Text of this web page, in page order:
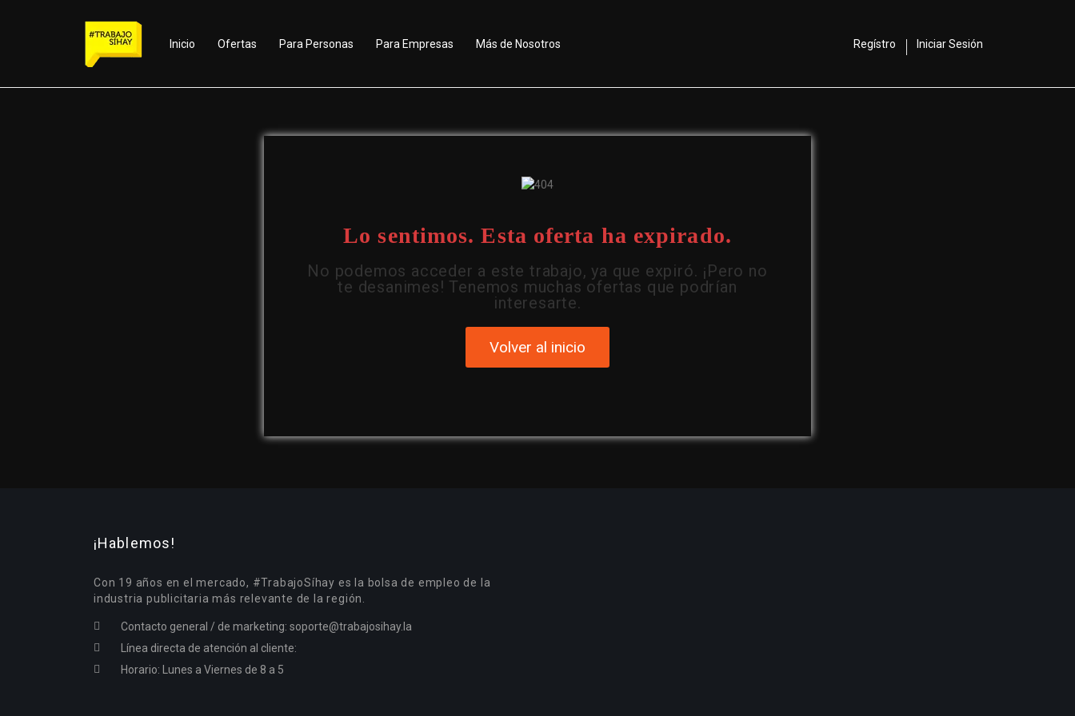
Inicio Ofertas Para Personas Para Empresas Más de Nosotros Regístro Iniciar Sesión
Lo sentimos. Esta oferta ha expirado.
No podemos acceder a este trabajo, ya que expiró. ¡Pero no
te desanimes! Tenemos muchas ofertas que podrían
interesarte.
Volver al inicio
¡Hablemos!
Con 19 años en el mercado, #TrabajoSíhay es la bolsa de empleo de la
industria publicitaria más relevante de la región.
Contacto general / de marketing: soporte@trabajosihay.la
Línea directa de atención al cliente:
Horario: Lunes a Viernes de 8 a 5